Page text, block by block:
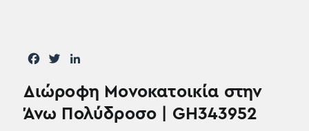
Διώροφη Μονοκατοικία στην
Άνω Πολύδροσο | GH343952
c
b
i
t
t
n
k
e